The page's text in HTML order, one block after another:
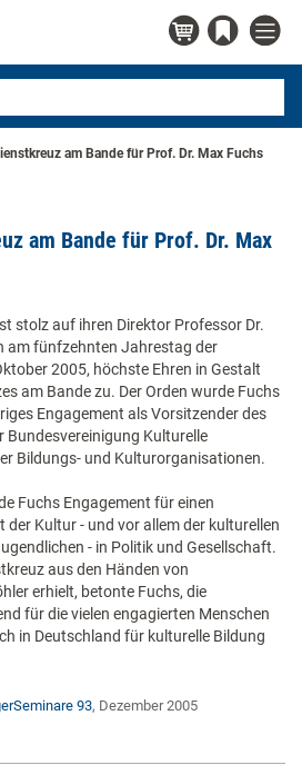
am Bande für Prof. Dr. Max Fuchs
am Bande für Prof. Dr. Max
stolz auf ihren Direktor Professor Dr.
am fünfzehnten Jahrestag der
2005, höchste Ehren in Gestalt
am Bande zu. Der Orden wurde Fuchs
Engagement als Vorsitzender des
Bundesvereinigung Kulturelle
Bildungs- und Kulturorganisationen.
Fuchs Engagement für einen
der Kultur - und vor allem der kulturellen
- in Politik und Gesellschaft.
aus den Händen von
erhielt, betonte Fuchs, die
für die vielen engagierten Menschen
in Deutschland für kulturelle Bildung
93, Dezember 2005